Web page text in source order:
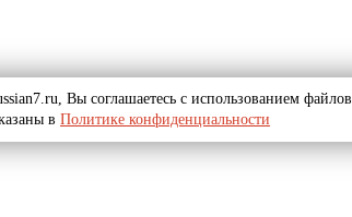
Вы соглашаетесь с использованием файлов
в Политике конфиденциальности